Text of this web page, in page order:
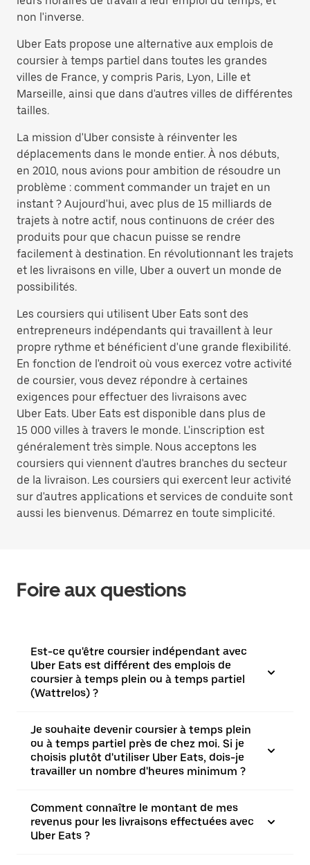
non l'inverse.
Uber Eats propose une alternative aux emplois de
coursier à temps partiel dans toutes les grandes
villes de France, y compris Paris, Lyon, Lille et
Marseille, ainsi que dans d'autres villes de différentes
tailles.
La mission d'Uber consiste à réinventer les
déplacements dans le monde entier. À nos débuts,
en 2010, nous avions pour ambition de résoudre un
problème : comment commander un trajet en un
instant ? Aujourd'hui, avec plus de 15 milliards de
trajets à notre actif, nous continuons de créer des
produits pour que chacun puisse se rendre
facilement à destination. En révolutionnant les trajets
et les livraisons en ville, Uber a ouvert un monde de
possibilités.
Les coursiers qui utilisent Uber Eats sont des
entrepreneurs indépendants qui travaillent à leur
propre rythme et bénéficient d'une grande flexibilité.
En fonction de l'endroit où vous exercez votre activité
de coursier, vous devez répondre à certaines
exigences pour effectuer des livraisons avec
Uber Eats. Uber Eats est disponible dans plus de
15 000 villes à travers le monde. L'inscription est
généralement très simple. Nous acceptons les
coursiers qui viennent d'autres branches du secteur
de la livraison. Les coursiers qui exercent leur activité
sur d'autres applications et services de conduite sont
aussi les bienvenus. Démarrez en toute simplicité.
Foire aux questions
Est-ce qu'être coursier indépendant avec
Uber Eats est différent des emplois de
coursier à temps plein ou à temps partiel
(Wattrelos) ?
Je souhaite devenir coursier à temps plein
ou à temps partiel près de chez moi. Si je
choisis plutôt d'utiliser Uber Eats, dois-je
travailler un nombre d'heures minimum ?
Comment connaître le montant de mes
revenus pour les livraisons effectuées avec
Uber Eats ?